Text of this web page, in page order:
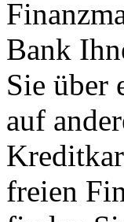
Bank
Sie über
auf
freien